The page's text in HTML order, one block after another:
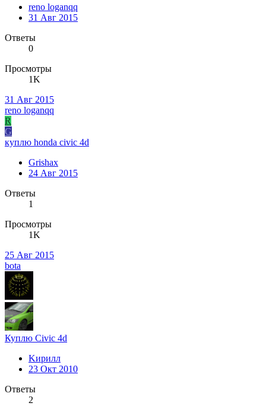
reno loganqq
31 Авг 2015
Ответы
0
Просмотры
1K
31 Авг 2015
reno loganqq
R
G
куплю honda civic 4d
Grishax
24 Авг 2015
Ответы
1
Просмотры
1K
25 Авг 2015
bota
Куплю Civic 4d
Kирилл
23 Окт 2010
Ответы
2